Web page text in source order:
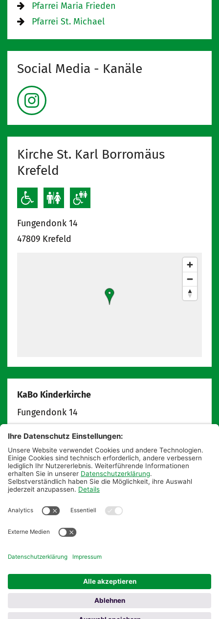
Pfarrei Maria Frieden
Pfarrei St. Michael
Social Media - Kanäle
Kirche St. Karl Borromäus
Krefeld
Fungendonk 14
47809 Krefeld
KaBo Kinderkirche
Fungendonk 14
47809 Krefeld
info@kabokinderkirche.de
kabokinderkirche.de
Postanschrift:
Pfarrbüro St. Augustinus
KaBo Kinderkirche
Hauptstraße 18
Tel: 02151 55 85 0
© Bistum Aachen Impressum